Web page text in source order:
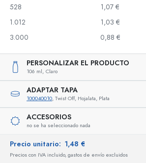
528
1,07 €
1.012
1,03 €
3.000
0,88 €
PERSONALIZAR EL PRODUCTO
106 ml, Claro
ADAPTAR TAPA
100040010, Twist Off, Hojalata, Plata
ACCESORIOS
no se ha seleccionado nada
Precio unitario: 1,48 €
Precios con IVA incluido, gastos de envío excluidos